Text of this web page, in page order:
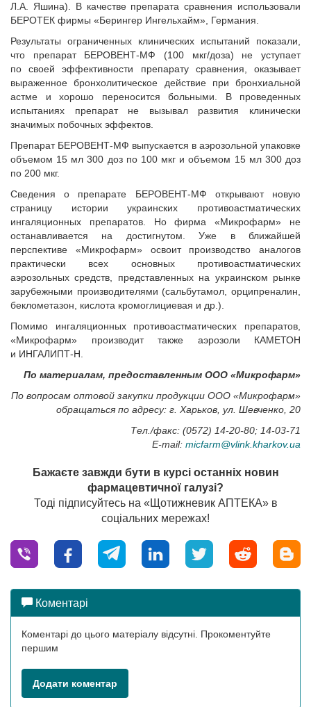
Л.А. Яшина). В качестве препарата сравнения использовали
БЕРОТЕК фирмы «Берингер Ингельхайм», Германия.
Результаты ограниченных клинических испытаний показали,
что препарат БЕРОВЕНТ-МФ (100 мкг/доза) не уступает
по своей эффективности препарату сравнения, оказывает
выраженное бронхолитическое действие при бронхиальной
астме и хорошо переносится больными. В проведенных
испытаниях препарат не вызывал развития клинически
значимых побочных эффектов.
Препарат БЕРОВЕНТ-МФ выпускается в аэрозольной упаковке
объемом 15 мл 300 доз по 100 мкг и объемом 15 мл 300 доз
по 200 мкг.
Сведения о препарате БЕРОВЕНТ-МФ открывают новую
страницу истории украинских противоастматических
ингаляционных препаратов. Но фирма «Микрофарм» не
останавливается на достигнутом. Уже в ближайшей
перспективе «Микрофарм» освоит производство аналогов
практически всех основных противоастматических
аэрозольных средств, представленных на украинском рынке
зарубежными производителями (сальбутамол, орципреналин,
беклометазон, кислота кромоглициевая и др.).
Помимо ингаляционных противоастматических препаратов,
«Микрофарм» производит также аэрозоли КАМЕТОН
и ИНГАЛИПТ-Н.
По материалам, предоставленным ООО «Микрофарм»
По вопросам оптовой закупки продукции ООО «Микрофарм»
обращаться по адресу: г. Харьков, ул. Шевченко, 20
Тел./факс: (0572) 14-20-80; 14-03-71
E-mail: micfarm@vlink.kharkov.ua
Бажаєте завжди бути в курсі останніх новин
фармацевтичної галузі?
Тоді підписуйтесь на «Щотижневик АПТЕКА» в
соціальних мережах!
Коментарі
Коментарі до цього матеріалу відсутні. Прокоментуйте
першим
Додати коментар